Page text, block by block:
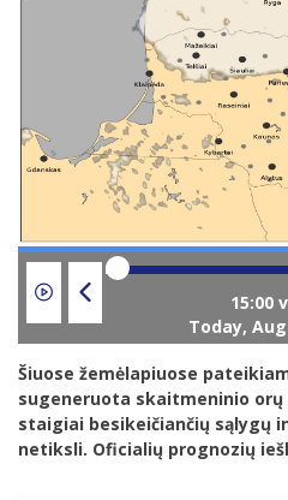
Today,
Šiuose žemėlapiuose
sugeneruota skaitmeninio
staigiai besikeičiančių sąlygų
netiksli. Oficialių prognozių